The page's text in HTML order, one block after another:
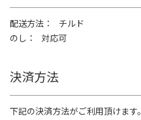
配送方法
チルド
のし
対応可
決済方法
下記の決済方法がご利用頂けます。